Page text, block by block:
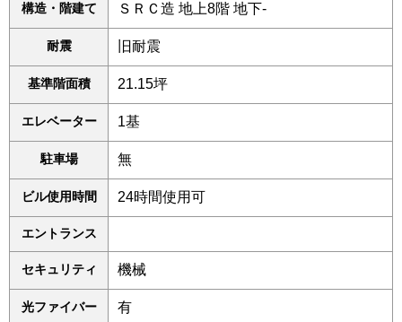
構造・階建て ＳＲＣ造 地上8階 地下-
耐震 旧耐震
基準階面積 21.15坪
エレベーター 1基
駐車場 無
ビル使用時間 24時間使用可
エントランス
セキュリティ 機械
光ファイバー 有